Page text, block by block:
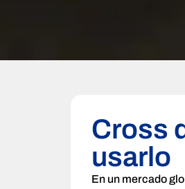
Cross
usarlo
En un mercado